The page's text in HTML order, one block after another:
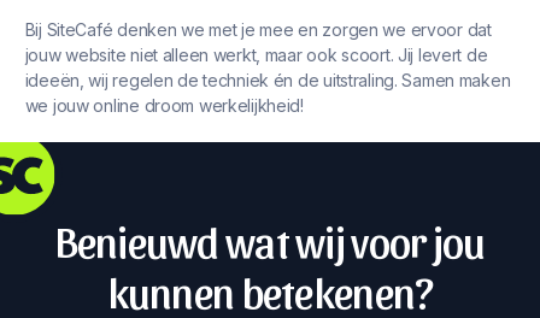
Bij SiteCafé denken we met je mee en zorgen we ervoor dat
jouw website niet alleen werkt, maar ook scoort. Jij levert de
ideeën, wij regelen de techniek én de uitstraling. Samen maken
we jouw online droom werkelijkheid!
Benieuwd wat wij voor jou
kunnen betekenen?